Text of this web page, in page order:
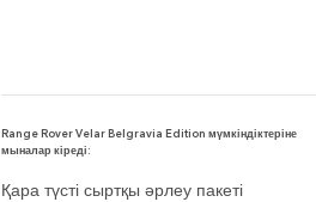
Range Rover Velar Belgravia Edition мүмкіндіктеріне
мыналар кіреді:
Қара түсті сыртқы әрлеу пакеті